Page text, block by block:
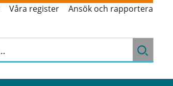
Våra register Ansök och rapportera